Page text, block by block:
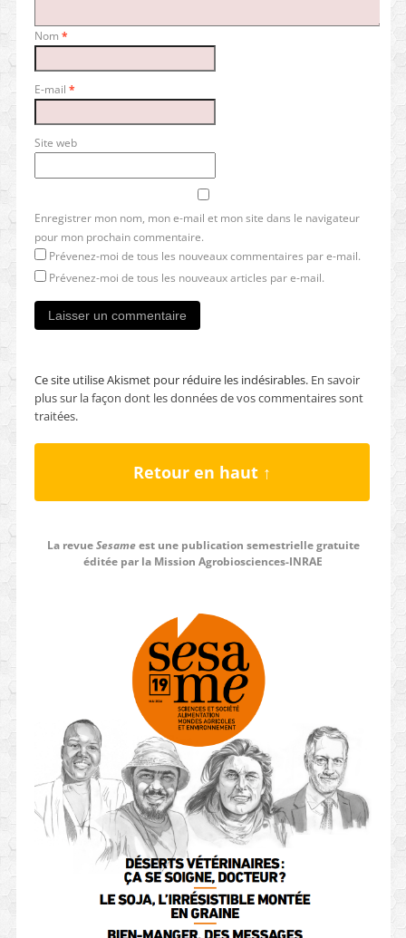
Nom *
E-mail *
Site web
Enregistrer mon nom, mon e-mail et mon site dans le navigateur
pour mon prochain commentaire.
Prévenez-moi de tous les nouveaux commentaires par e-mail.
Prévenez-moi de tous les nouveaux articles par e-mail.
Ce site utilise Akismet pour réduire les indésirables. En savoir
plus sur la façon dont les données de vos commentaires sont
traitées.
Retour en haut ↑
La revueSesameest une publication semestrielle gratuite
éditée par la Mission Agrobiosciences-INRAE